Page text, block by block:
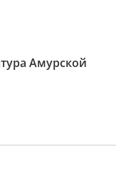
Амурской